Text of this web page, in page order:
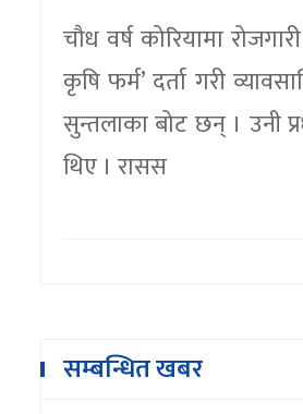
चौध वर्ष कोरियामा
कृषि फर्म’ दर्ता गरी
सुन्तलाका बोट छन् । उनी
थिए । रासस
सम्बन्धित खबर